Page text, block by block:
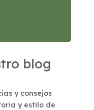
blog
y consejos
y estilo de